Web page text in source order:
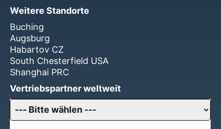
Weitere Standorte
Buching
Augsburg
Habartov CZ
South Chesterfield USA
Shanghai PRC
Vertriebspartner weltweit